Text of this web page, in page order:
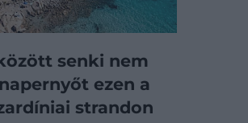
senki nem
ezen a
strandon